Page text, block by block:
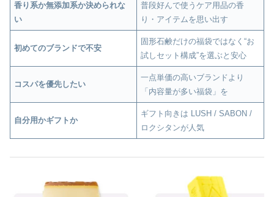
香り系か無添加系か決められな
い
普段好んで使うケア用品の香
り・アイテムを思い出す
初めてのブランドで不安
固形石鹸だけの福袋ではなく“お
試しセット構成”を選ぶと安心
コスパを優先したい
一点単価の高いブランドより
「内容量が多い福袋」を
自分用かギフトか
ギフト向きは LUSH / SABON /
ロクシタンが人気